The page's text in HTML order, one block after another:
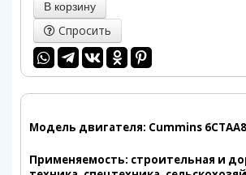
Спросить
Модель двигателя: Cummins
Применяемость: строительная и